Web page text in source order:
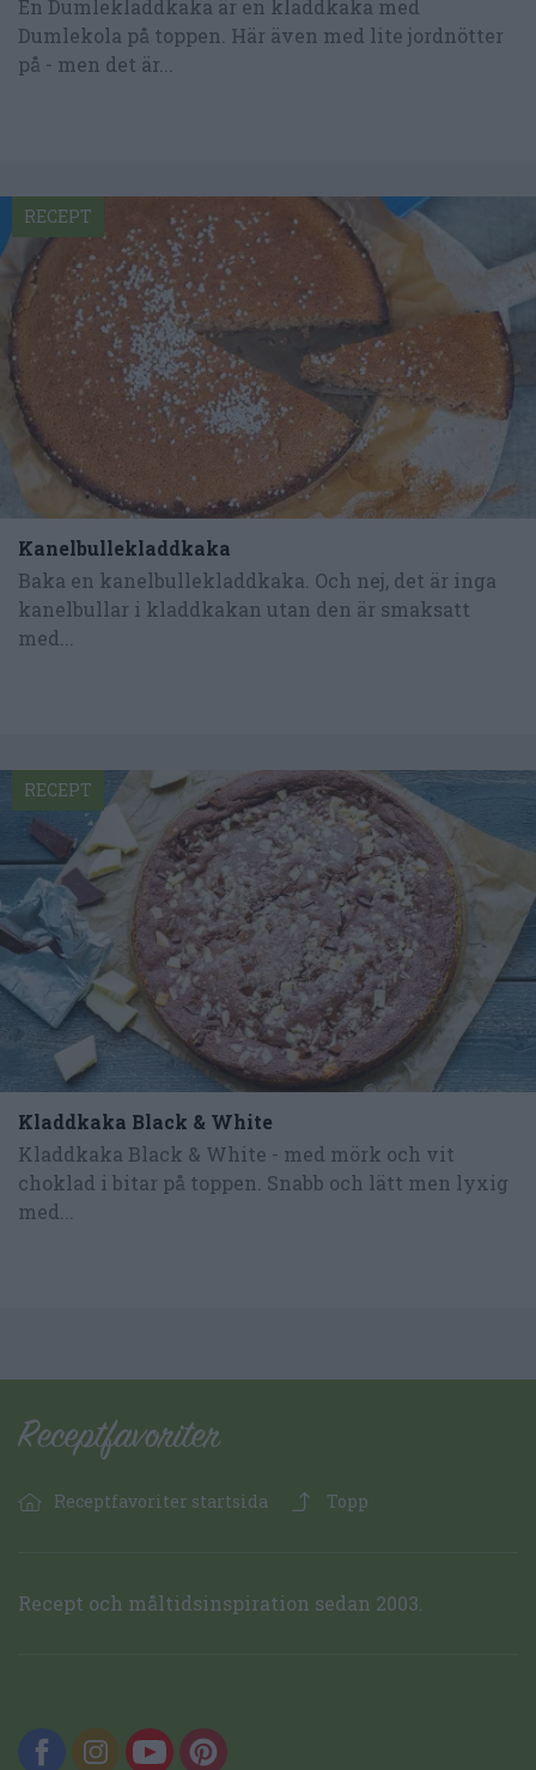
En Dumlekladdkaka är en kladdkaka med
Dumlekola på toppen. Här även med lite jordnötter
på - men det är...
Kanelbullekladdkaka
Baka en kanelbullekladdkaka. Och nej, det är inga
kanelbullar i kladdkakan utan den är smaksatt
med...
RECEPT
Kladdkaka Black & White
Kladdkaka Black & White - med mörk och vit
choklad i bitar på toppen. Snabb och lätt men lyxig
med...
RECEPT
Receptfavoriter startsida Topp
Recept och måltidsinspiration sedan 2003.